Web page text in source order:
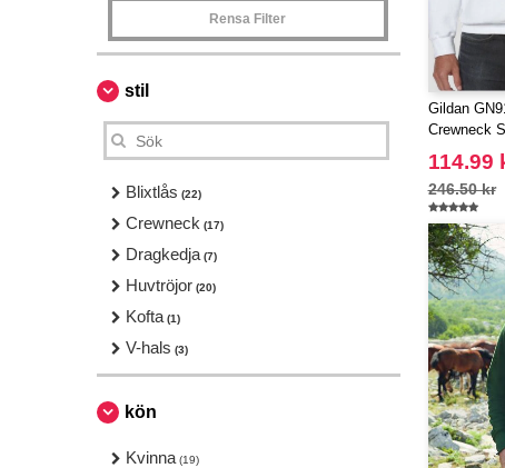
Rensa Filter
stil
Blixtlås (22)
Crewneck (17)
Dragkedja (7)
Huvtröjor (20)
Kofta (1)
V-hals (3)
kön
Kvinna (19)
Gildan
Crewneck
114.99
246.50 kr